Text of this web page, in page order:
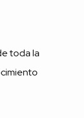
toda la